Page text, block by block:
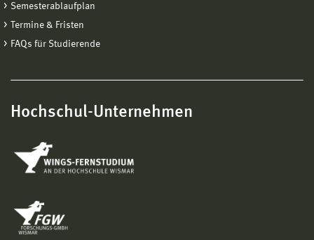
Semesterablaufplan
Termine & Fristen
FAQs für Studierende
Hochschul-Unternehmen